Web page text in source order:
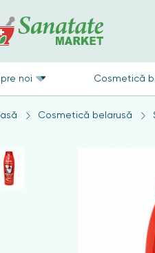
noi Cosmetică
Cosmetică belarusă